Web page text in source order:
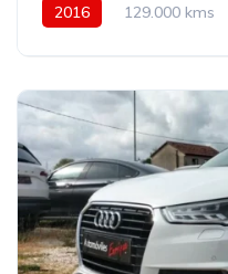
2016 129.000 kms